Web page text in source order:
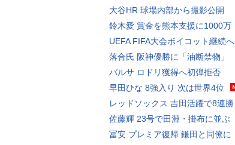
大谷HR 球場内部から撮影公開
鈴木愛 賞金を熊本支援に1000万
UEFA FIFA大会ボイコット継続へ
落合氏 阪神優勝に「油断禁物」
バルサ ロドリ獲得へ初弾拒否
早田ひな 8強入り 次は世界4位
レッドソックス 吉田活躍で8連勝
佐藤輝 23号で田淵・掛布に並ぶ
冨安 プレミア復帰 鎌田と同僚に